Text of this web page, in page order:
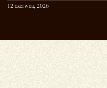
12 czerwca, 2026